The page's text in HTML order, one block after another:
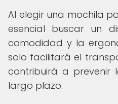
Al elegir una mochila
esencial buscar un
comodidad y la
solo facilitará el
contribuirá a prevenir
largo plazo.